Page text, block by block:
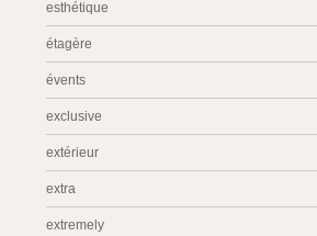
esthétique
étagère
évents
exclusive
extérieur
extra
extremely